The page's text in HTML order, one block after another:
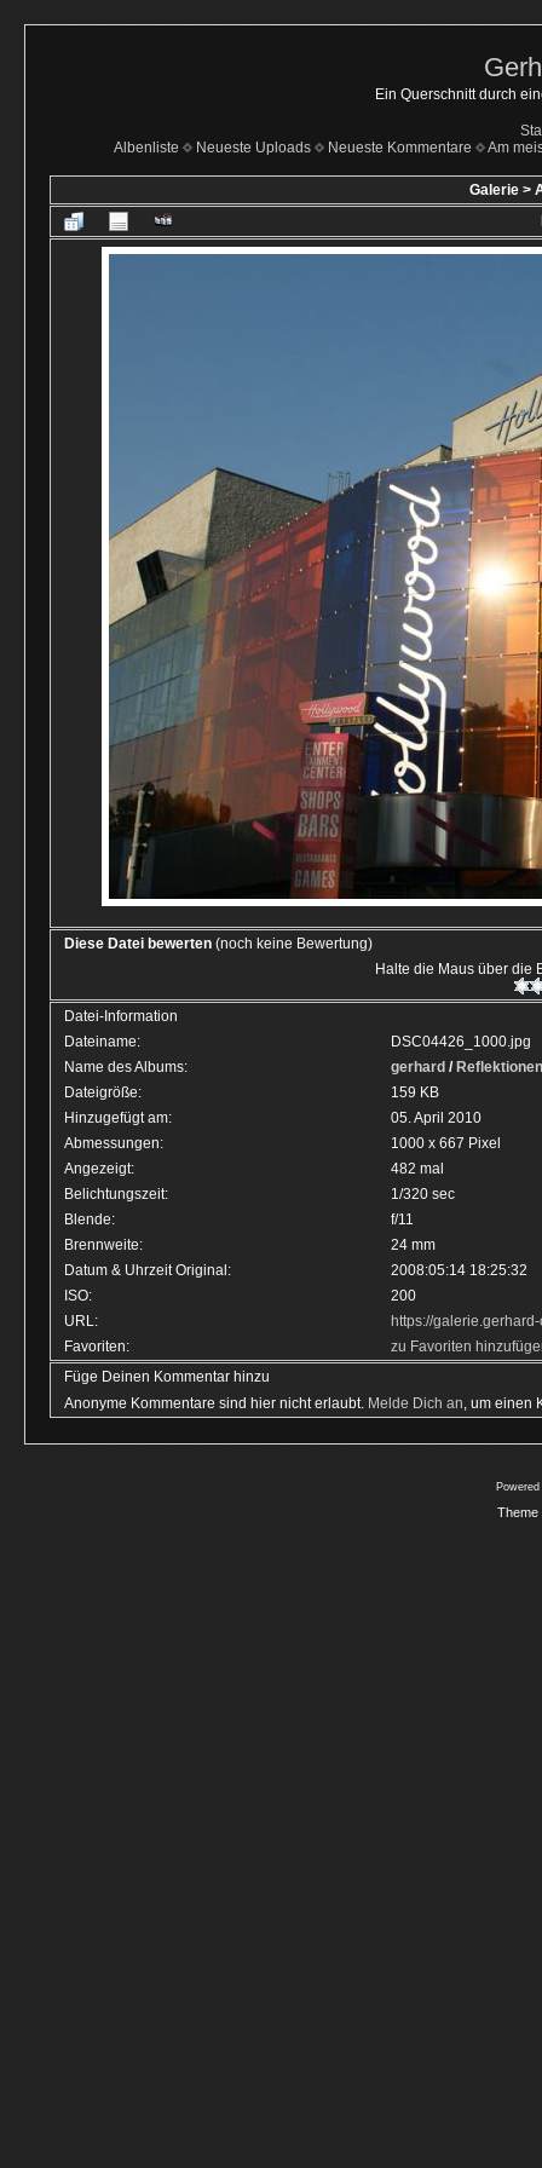
Ein Querschnitt durch
Albenliste
Neueste Uploads Neueste Kommentare Am
Galerie >
Diese Datei bewerten (noch keine Bewertung)
Halte die Maus über die
Datei-Information
Dateiname:
DSC04426_1000.jpg
Name des Albums:
gerhard / Reflektionen
Dateigröße:
159 KB
Hinzugefügt am:
05. April 2010
Abmessungen:
1000 x 667 Pixel
Angezeigt:
482 mal
Belichtungszeit:
1/320 sec
Blende:
f/11
Brennweite:
24 mm
Datum & Uhrzeit Original:
2008:05:14 18:25:32
ISO:
200
URL:
https://
Favoriten:
zu Favoriten
Füge Deinen Kommentar hinzu
Anonyme Kommentare sind hier nicht erlaubt. Melde Dich an, um einen
Theme